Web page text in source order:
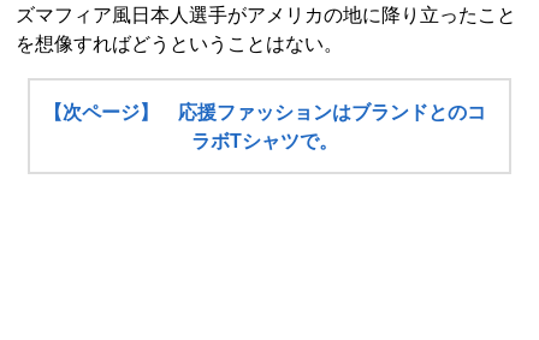
ズマフィア風日本人選手がアメリカの地に降り立ったこと
を想像すればどうということはない。
【次ページ】 応援ファッションはブランドとのコ
ラボTシャツで。